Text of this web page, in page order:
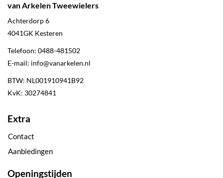
van Arkelen Tweewielers
Achterdorp 6
4041GK Kesteren
Telefoon: 0488-481502
E-mail: info@vanarkelen.nl
BTW: NL001910941B92
KvK: 30274841
Extra
Contact
Aanbiedingen
Openingstijden